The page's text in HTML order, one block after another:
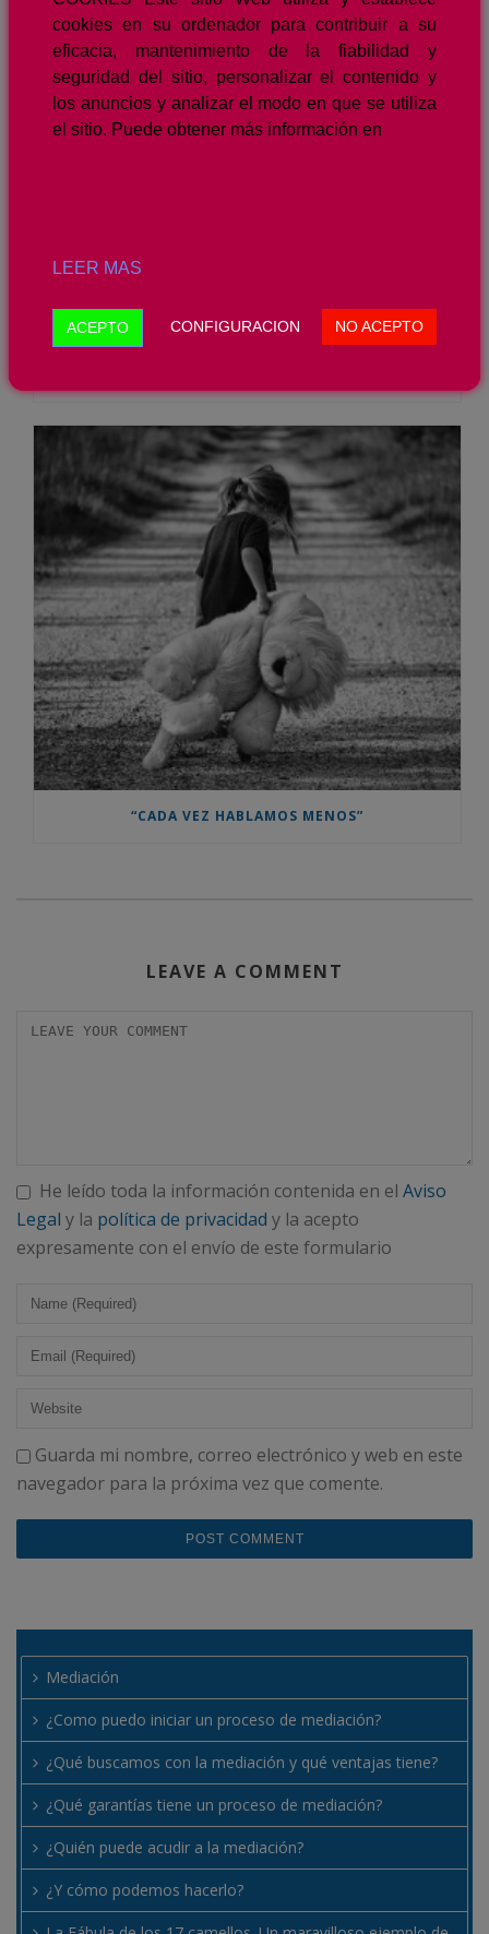
“CADA VEZ HABLAMOS MENOS”
LEAVE A COMMENT
He leído toda la información contenida en el Aviso
Legal y la política de privacidad y la acepto
expresamente con el envío de este formulario
Guarda mi nombre, correo electrónico y web en este
navegador para la próxima vez que comente.
Mediación
¿Como puedo iniciar un proceso de mediación?
¿Qué buscamos con la mediación y qué ventajas tiene?
¿Qué garantías tiene un proceso de mediación?
¿Quién puede acudir a la mediación?
¿Y cómo podemos hacerlo?
cookies en su ordenador para contribuir a su
eficacia, mantenimiento de la fiabilidad y
seguridad del sitio, personalizar el contenido y
los anuncios y analizar el modo en que se utiliza
el sitio. Puede obtener más información en
LEER MAS
ACEPTO NO ACEPTO
CONFIGURACION